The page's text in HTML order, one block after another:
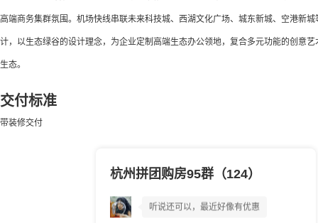
高端商务集群氛围。机场快线串联未来科技城、西湖文化广场、城东新城、空港新
计，以生态绿谷的设计理念，为企业定制高端生态办公领地，复合多元功能的创意
生态。
交付标准
带装修交付
杭州拼团购房95群（124）
云澜谷商务中心到底好不好?
听说还可以，最近好像有优惠